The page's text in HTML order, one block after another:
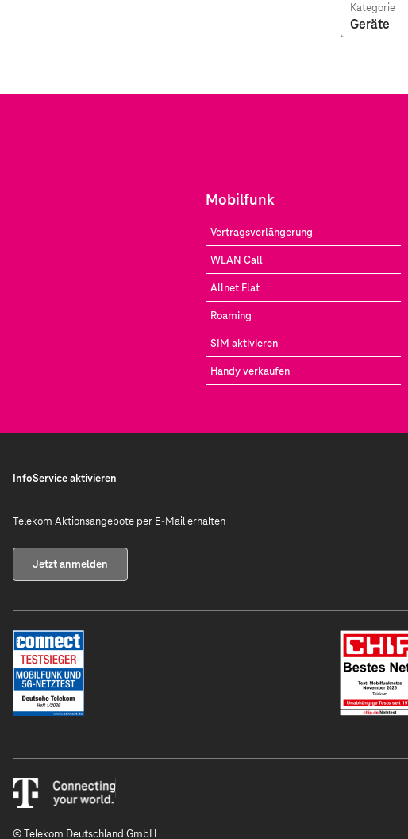
Geräte
Kategorie
Mobilfunk
Vertragsverlängerung
WLAN Call
Allnet Flat
Roaming
SIM aktivieren
Handy verkaufen
InfoService aktivieren
Telekom Aktionsangebote per E-Mail erhalten
Jetzt anmelden
© Telekom Deutschland GmbH